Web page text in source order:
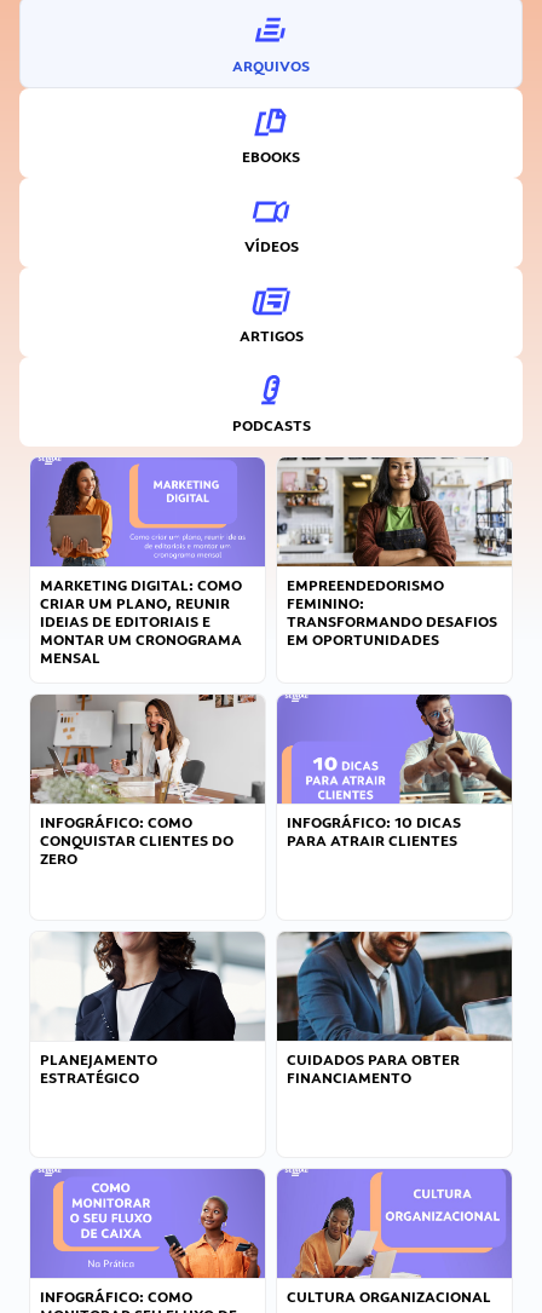
ARQUIVOS
EBOOKS
VÍDEOS
ARTIGOS
PODCASTS
MARKETING DIGITAL: COMO
CRIAR UM PLANO, REUNIR
IDEIAS DE EDITORIAIS E
MONTAR UM CRONOGRAMA
MENSAL
EMPREENDEDORISMO
FEMININO:
TRANSFORMANDO DESAFIOS
EM OPORTUNIDADES
INFOGRÁFICO: COMO
CONQUISTAR CLIENTES DO
ZERO
INFOGRÁFICO: 10 DICAS
PARA ATRAIR CLIENTES
PLANEJAMENTO
ESTRATÉGICO
CUIDADOS PARA OBTER
FINANCIAMENTO
INFOGRÁFICO: COMO
CULTURA ORGANIZACIONAL